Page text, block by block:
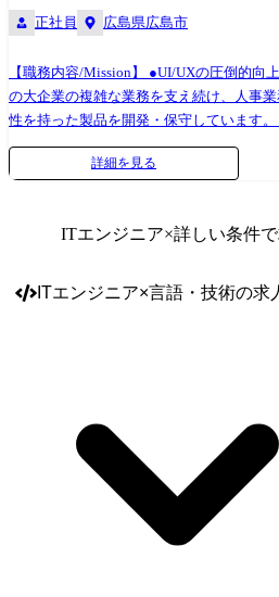
経験豊富なメンターの指導を受けながら開
徐々に企画・設計などの裁量の大きい仕事
先は4～5名のチームに加わっていただき
度 ・男性78%、⼥性22% 平均年齢 33歳(マ
種について】 変更の範囲:入社後は本職種
後、ご本人の適性等により当社業務全般に
属部署詳細 配属組織 ※2023年3月現在 製品開発部門 587名 └各製品/開発
ぞれ数名程度グループ在籍 ・中途社員⽐
正社員 広島県広島市
【職務内容/Mission】 ●UI/UXの圧倒的向
の大企業の複雑な業務を支え続け、人事
性を持った製品を開発・保守しています。
ど、複雑で膨大な人事業務を支えてきたと
に対して柔軟性や使いやすさ、生産性の
ミットする製品へ進化しようとしています。 ●ウェブアクセシビ
フラ的役割を担っています。そのため、
般にかかわるチームに所属していただき
ンドエンジニアで構成されており、デザ
がらUI/UXデザイン作成、フロントエンド
開発を行います。 フロントエンドエンジニアは、具体的には下記のよう
な業務をお任せいたします。 ・新規機能
参加 ・既存機能(機能強化/改善)の設計、
詳細を見る
ITエンジニア×詳しい条件
ITエンジニア×言語・技術の求